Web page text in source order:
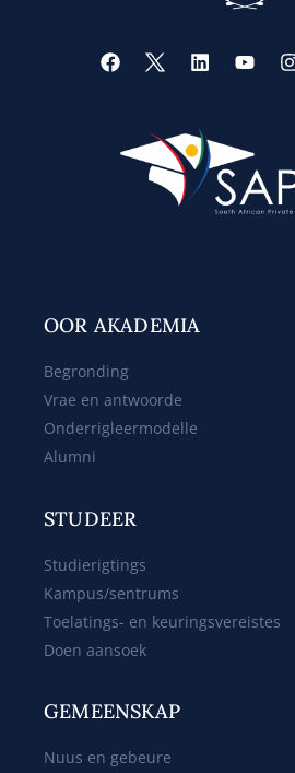
OOR AKADEMIA
Begronding
Vrae en antwoorde
Onderrigleermodelle
Alumni
STUDEER
Studierigtings
Kampus/sentrums
Toelatings- en keuringsvereistes
Doen aansoek
GEMEENSKAP
Nuus en gebeure